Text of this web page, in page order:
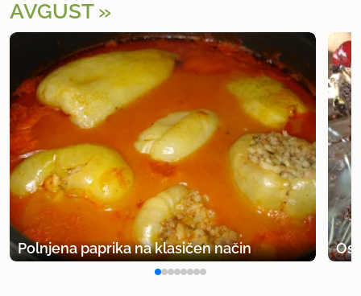
AVGUST
Polnjena paprika na klasičen način